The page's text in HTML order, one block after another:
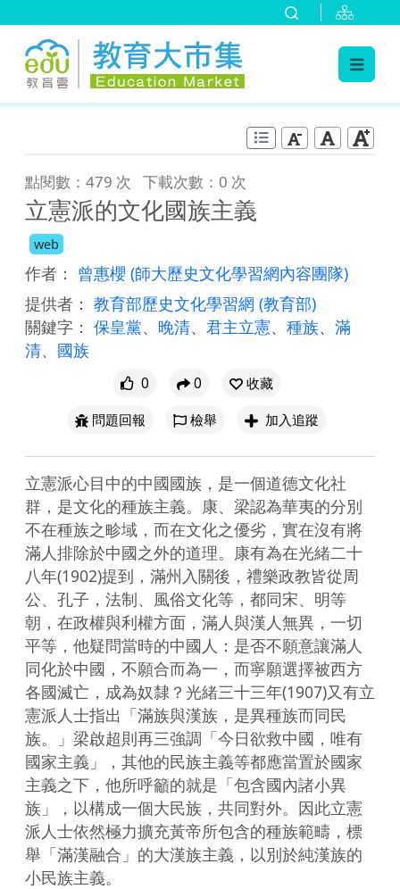
點閱數：479 次 下載次數：0 次
立憲派的文化國族主義
web
作者： 曾惠櫻 (師大歷史文化學習網內容團隊)
提供者： 教育部歷史文化學習網 (教育部)
關鍵字： 保皇黨、 晚清、 君主立憲、 種族、 滿
清、 國族
0 0
收藏
問題回報
檢舉 加入追蹤
立憲派心目中的中國國族，是一個道德文化社
群，是文化的種族主義。康、梁認為華夷的分別
不在種族之畛域，而在文化之優劣，實在沒有將
滿人排除於中國之外的道理。康有為在光緒二十
八年(1902)提到，滿州入關後，禮樂政教皆從周
公、孔子，法制、風俗文化等，都同宋、明等
朝，在政權與利權方面，滿人與漢人無異，一切
平等，他疑問當時的中國人：是否不願意讓滿人
同化於中國，不願合而為一，而寧願選擇被西方
各國滅亡，成為奴隸？光緒三十三年(1907)又有立
憲派人士指出「滿族與漢族，是異種族而同民
族。」梁啟超則再三強調「今日欲救中國，唯有
國家主義」，其他的民族主義等都應當置於國家
主義之下，他所呼籲的就是「包含國內諸小異
族」，以構成一個大民族，共同對外。因此立憲
派人士依然極力擴充黃帝所包含的種族範疇，標
舉「滿漢融合」的大漢族主義，以別於純漢族的
小民族主義。